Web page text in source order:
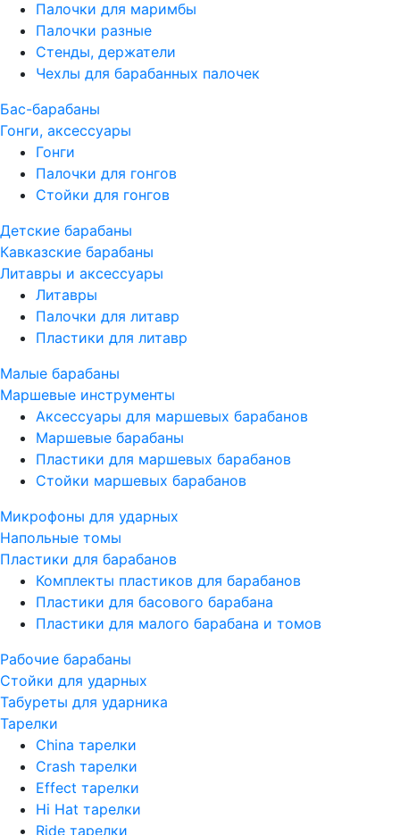
Палочки для маримбы
Палочки разные
Стенды, держатели
Чехлы для барабанных палочек
Бас-барабаны
Гонги, аксессуары
Гонги
Палочки для гонгов
Стойки для гонгов
Детские барабаны
Кавказские барабаны
Литавры и аксессуары
Литавры
Палочки для литавр
Пластики для литавр
Малые барабаны
Маршевые инструменты
Аксессуары для маршевых барабанов
Маршевые барабаны
Пластики для маршевых барабанов
Стойки маршевых барабанов
Микрофоны для ударных
Напольные томы
Пластики для барабанов
Комплекты пластиков для барабанов
Пластики для басового барабана
Пластики для малого барабана и томов
Рабочие барабаны
Стойки для ударных
Табуреты для ударника
Тарелки
China тарелки
Crash тарелки
Effect тарелки
Hi Hat тарелки
Ride тарелки